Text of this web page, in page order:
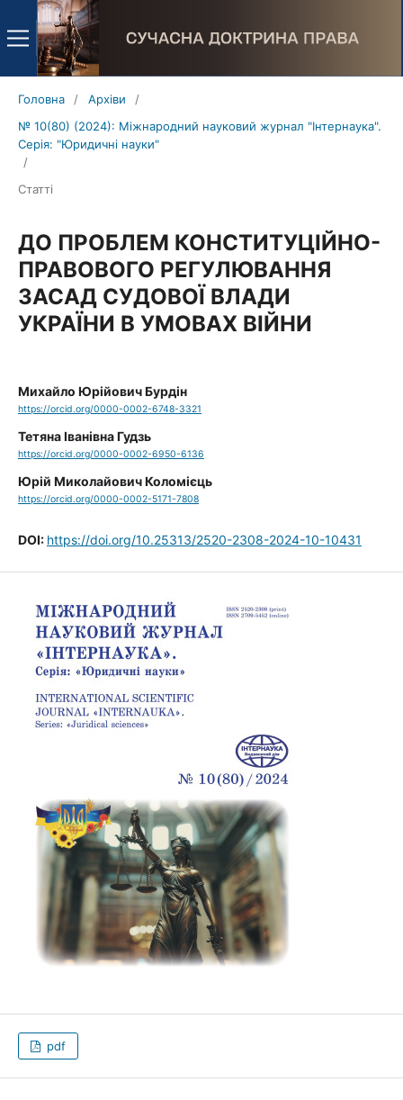
Головна / Архіви
/
№ 10(80) (2024): Міжнародний науковий журнал "Інтернаука".
Серія: "Юридичні науки"
/
Статті
ДО ПРОБЛЕМ КОНСТИТУЦІЙНО-
ПРАВОВОГО РЕГУЛЮВАННЯ
ЗАСАД СУДОВОЇ ВЛАДИ
УКРАЇНИ В УМОВАХ ВІЙНИ
Михайло Юрійович Бурдін
https://orcid.org/0000-0002-6748-3321
Тетяна Іванівна Гудзь
https://orcid.org/0000-0002-6950-6136
Юрій Миколайович Коломієць
https://orcid.org/0000-0002-5171-7808
DOI: https://doi.org/10.25313/2520-2308-2024-10-10431
pdf